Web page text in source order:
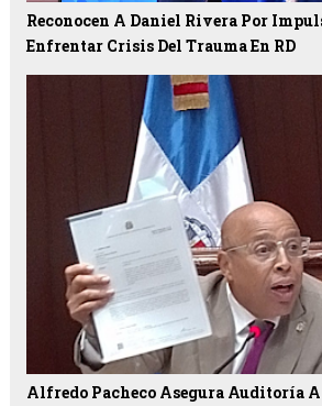
Reconocen A Daniel Rivera Por
Enfrentar Crisis Del Trauma En RD
Alfredo Pacheco Asegura Auditoría A